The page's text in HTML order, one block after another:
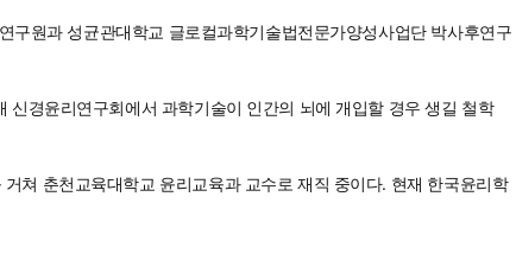
구원과 성균관대학교 글로컬과학기술법전문가양성사업단 박사후연구
경윤리연구회에서 과학기술이 인간의 뇌에 개입할 경우 생길 철학
쳐 춘천교육대학교 윤리교육과 교수로 재직 중이다. 현재 한국윤리학